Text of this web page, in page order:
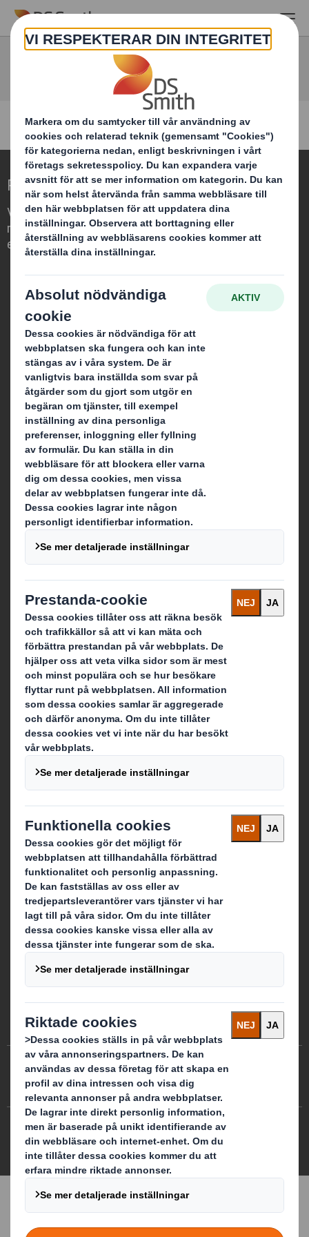
Skip to main content
Skriv ett sökord för att söka på webbplatsen.
Redefining Packaging for a Changing World
Vi differentierar oss genom att se
möjligheten för förpackningar att spela
en viktig roll i vår omvärld.
Vilka är vi?
Om DS Smith
Om International Paper
Om IP & DS Smiths sammanslagning
Hållbarhet
Media
Karriär
Vad gör vi?
Packaging
Recycling
Kontakt
Här finns vi
Kontakta oss
Follow us
Preferenser för cookies
Modern Slavery Statement
Cookiepolicy
Integritetspolicy
DS Smith 2026 All rights reserved
3.7.0.276